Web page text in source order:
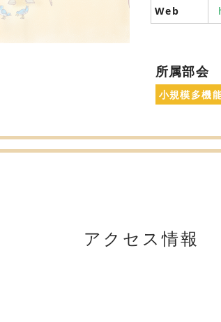
Web
所属部会
小規模多機
アクセス情報